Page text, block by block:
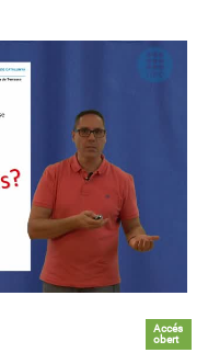
Accés
obert